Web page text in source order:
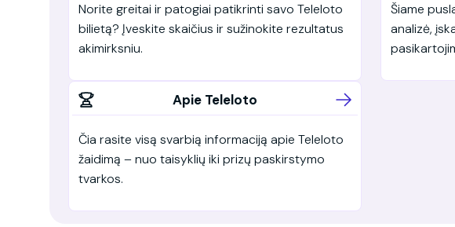
Norite greitai ir patogiai patikrinti savo Teleloto
bilietą? Įveskite skaičius ir sužinokite rezultatus
akimirksniu.
Šiame
analizė,
Apie Teleloto
Čia rasite visą svarbią informaciją apie Teleloto
žaidimą – nuo taisyklių iki prizų paskirstymo
tvarkos.